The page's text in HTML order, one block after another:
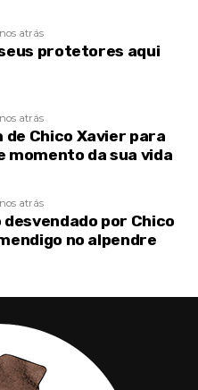
XAVIER
atrás
protetores aqui
atrás
de Chico Xavier para
momento da sua vida
atrás
por Chico
no alpendre